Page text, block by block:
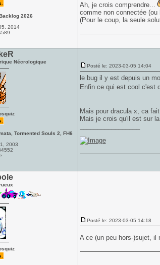
2026
2014
Ah, je crois comprendre...
comme non connectée
(Pour le coup, la seule
Nécrologique
Tormented Souls 2, FH6
2003
Posté le: 2023-03-05 14:04
le bug il y est depuis un
Enfin ce qui est cool c'est
Mais pour dracula x, ca
Mais je crois qu'il est sur
Posté le: 2023-03-05 14:18
A ce (un peu hors-)sujet,